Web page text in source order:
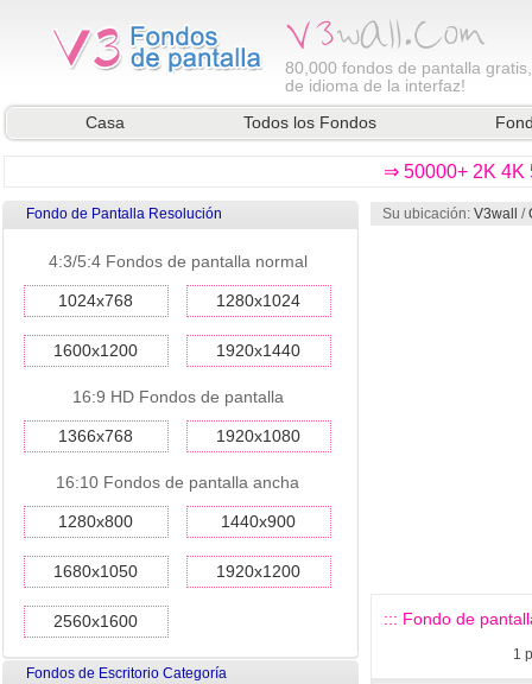
80,000 fondos de pantalla
de idioma de la interfaz!
Casa
Todos los Fondos
⇒ 50000+ 2K 4K
Fondo de Pantalla Resolución
4:3/5:4 Fondos de pantalla normal
1024x768 1280x1024
1600x1200 1920x1440
16:9 HD Fondos de pantalla
1366x768 1920x1080
16:10 Fondos de pantalla ancha
1280x800 1440x900
1680x1050 1920x1200
2560x1600
Fondos de Escritorio Categoría
Su ubicación: V3wall /
::: Fondo de
1